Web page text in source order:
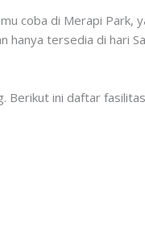
coba di Merapi Park,
hanya tersedia di hari
Berikut ini daftar